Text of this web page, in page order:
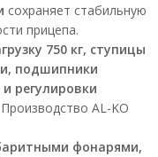
сохраняет стабильную
прицепа.
750 кг, ступицы
подшипники
регулировки
Производство AL-KO
фонарями,